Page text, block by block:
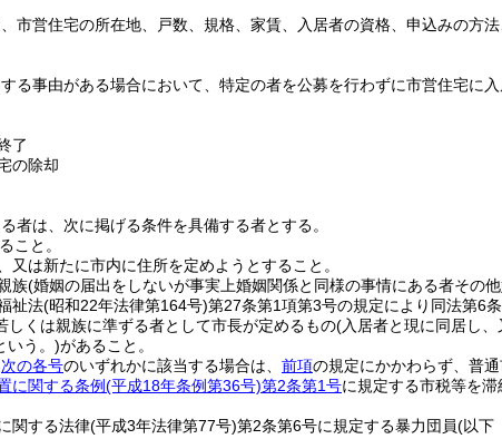
市営住宅の所在地、戸数、規格、家賃、入居者の資格、申込みの方
る事由がある場合において、特定の者を公募を行わずに市営住宅に入
了
の除却
者は、次に掲げる条件を具備する者とする。
こと。
は新たに市内に住所を定めようとすること。
族(婚姻の届出をしないが事実上婚姻関係と同様の事情にある者その
祉法(昭和22年法律第164号)第27条第1項第3号の規定により同法第6
しくは親族に準ずる者として市長が定めるもの(入居者と現に同居し
いう。)があること。
次の各号のいずれかに該当する場合は、 前項の規定にかかわらず、普
に関する条例(平成18年条例第36号)第2条第1号に規定する市税等を滞
関する法律(平成3年法律第77号)第2条第6号に規定する暴力団員(以下